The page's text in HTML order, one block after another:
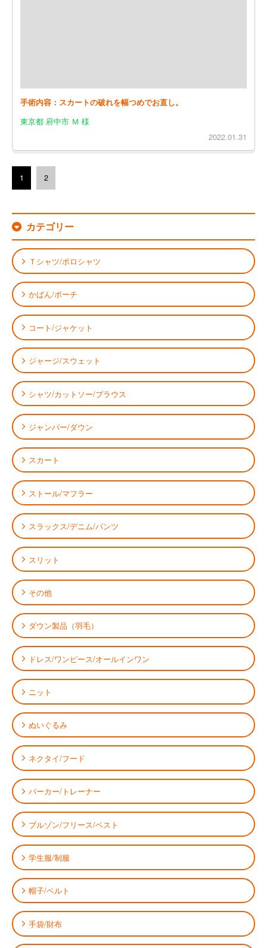
手術内容：スカートの破れを幅つめでお直し。
東京都 府中市 Ｍ 様
2022.01.31
1 2
カテゴリー
Ｔシャツ/ポロシャツ
かばん/ポーチ
コート/ジャケット
ジャージ/スウェット
シャツ/カットソー/ブラウス
ジャンパー/ダウン
スカート
ストール/マフラー
スラックス/デニム/パンツ
スリット
その他
ダウン製品（羽毛）
ドレス/ワンピース/オールインワン
ニット
ぬいぐるみ
ネクタイ/フード
パーカー/トレーナー
ブルゾン/フリース/ベスト
学生服/制服
帽子/ベルト
手袋/財布